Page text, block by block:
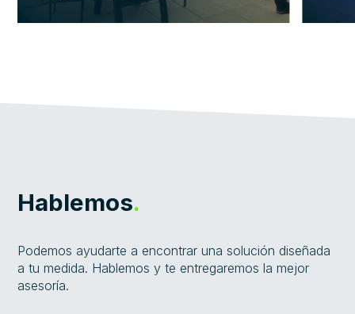
Hablemos.
Podemos ayudarte a encontrar una solución diseñada
a tu medida. Hablemos y te entregaremos la mejor
asesoría.